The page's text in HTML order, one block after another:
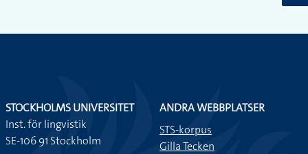
STOCKHOLMS UNIVERSITET
Inst. för lingvistik
SE-106 91 Stockholm
ANDRA WEBBPLATSER
STS-korpus
Gilla Tecken